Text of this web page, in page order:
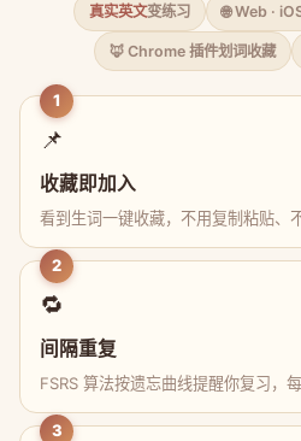
真实英文变练习 🌐 Web ·
🦊 Chrome 插件划词收藏
1
📌
收藏即加入
看到生词一键收藏，不用复制粘贴、
2
🔁
间隔重复
FSRS 算法按遗忘曲线提醒你复习，
3